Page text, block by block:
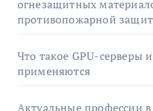
огнезащитных
противопожарной
Что такое GPU-серверы
применяются
Актуальные профессии